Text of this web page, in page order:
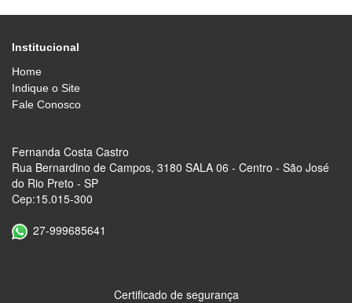
Institucional
Home
Indique o Site
Fale Conosco
Fernanda Costa Castro
Rua Bernardino de Campos, 3180 SALA 06 - Centro - São José
do Rio Preto - SP
Cep:15.015-300
27-999685641
Certificado de segurança